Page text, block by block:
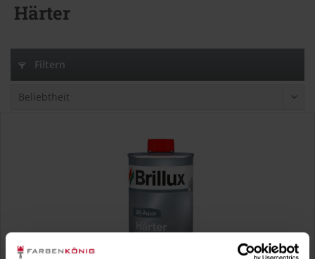
Härter
Filtern